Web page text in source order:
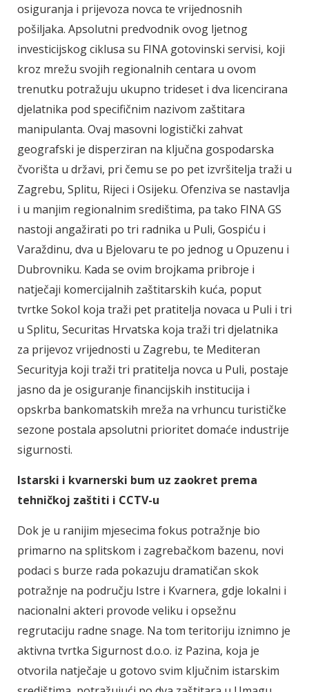
osiguranja i prijevoza novca te vrijednosnih
pošiljaka. Apsolutni predvodnik ovog ljetnog
investicijskog ciklusa su FINA gotovinski servisi, koji
kroz mrežu svojih regionalnih centara u ovom
trenutku potražuju ukupno trideset i dva licencirana
djelatnika pod specifičnim nazivom zaštitara
manipulanta. Ovaj masovni logistički zahvat
geografski je disperziran na ključna gospodarska
čvorišta u državi, pri čemu se po pet izvršitelja traži u
Zagrebu, Splitu, Rijeci i Osijeku. Ofenziva se nastavlja
i u manjim regionalnim središtima, pa tako FINA GS
nastoji angažirati po tri radnika u Puli, Gospiću i
Varaždinu, dva u Bjelovaru te po jednog u Opuzenu i
Dubrovniku. Kada se ovim brojkama pribroje i
natječaji komercijalnih zaštitarskih kuća, poput
tvrtke Sokol koja traži pet pratitelja novaca u Puli i tri
u Splitu, Securitas Hrvatska koja traži tri djelatnika
za prijevoz vrijednosti u Zagrebu, te Mediteran
Securityja koji traži tri pratitelja novca u Puli, postaje
jasno da je osiguranje financijskih institucija i
opskrba bankomatskih mreža na vrhuncu turističke
sezone postala apsolutni prioritet domaće industrije
sigurnosti.
Istarski i kvarnerski bum uz zaokret prema
tehničkoj zaštiti i CCTV-u
Dok je u ranijim mjesecima fokus potražnje bio
primarno na splitskom i zagrebačkom bazenu, novi
podaci s burze rada pokazuju dramatičan skok
potražnje na području Istre i Kvarnera, gdje lokalni i
nacionalni akteri provode veliku i opsežnu
regrutaciju radne snage. Na tom teritoriju iznimno je
aktivna tvrtka Sigurnost d.o.o. iz Pazina, koja je
otvorila natječaje u gotovo svim ključnim istarskim